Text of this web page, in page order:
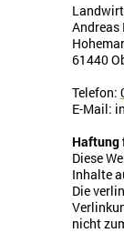
Andreas
61440
Telefon:
E-Mail:
Haftung
Diese
Inhalte
Die
nicht